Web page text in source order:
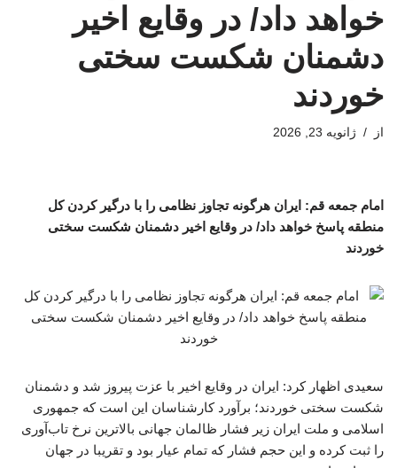
خواهد داد/ در وقایع اخیر
دشمنان شکست سختی
خوردند
از ژانویه 23, 2026
امام جمعه قم: ایران هرگونه تجاوز نظامی را با درگیر کردن کل
منطقه پاسخ خواهد داد/ در وقایع اخیر دشمنان شکست سختی
خوردند
سعیدی اظهار کرد: ایران در وقایع اخیر با عزت پیروز شد و دشمنان
شکست سختی خوردند؛ برآورد کارشناسان این است که جمهوری
اسلامی و ملت ایران زیر فشار ظالمان جهانی بالاترین نرخ تاب‌آوری
را ثبت کرده و این حجم فشار که تمام عیار بود و تقریبا در جهان